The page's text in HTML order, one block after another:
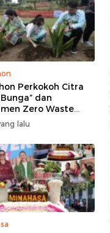
Perkokoh Citra
dan
Zero Waste
Bunga
Koperasi
lalu